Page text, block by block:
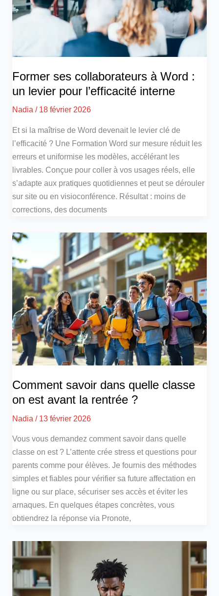
Former ses collaborateurs à Word :
un levier pour l’efficacité interne
Nadia/ 18 février 2026
Et si la maîtrise de Word devenait le levier clé de
l’efficacité ? Une Formation Word sur mesure réduit les
erreurs et uniformise les modèles, accélérant les
livrables. Conçue pour coller à vos usages réels, elle
s’adapte aux pratiques quotidiennes et peut se dérouler
sur site ou en visioconférence. Résultat : moins de
corrections, des documents
Comment savoir dans quelle classe
on est avant la rentrée ?
Nadia/ 13 février 2026
Vous vous demandez comment savoir dans quelle
classe on est ? L’attente crée stress et questions pour
parents comme pour élèves. Je fournis des méthodes
simples et fiables pour vérifier sa future affectation en
ligne ou sur place, sécuriser ses accès et éviter les
arnaques. En quelques étapes concrètes, vous
obtiendrez la réponse via Pronote,